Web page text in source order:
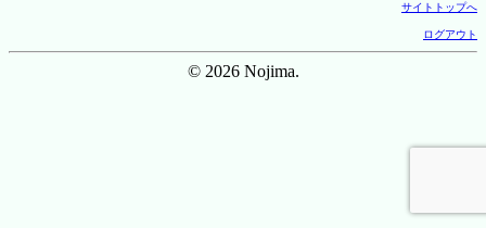
サイトトップへ
ログアウト
© 2026 Nojima.